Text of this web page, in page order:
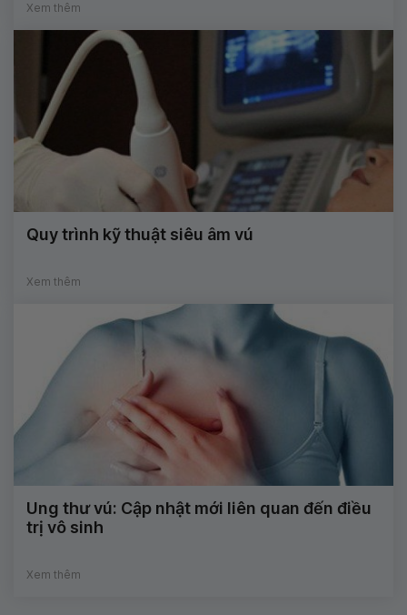
Xem thêm
Quy trình kỹ thuật siêu âm vú
Xem thêm
Ung thư vú: Cập nhật mới liên quan đến điều
trị vô sinh
Xem thêm